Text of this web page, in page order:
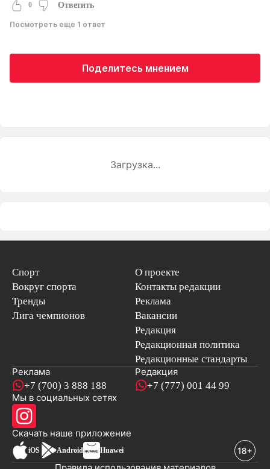
0 Ответить
Посмотреть еще 1 ответ
Поделитесь мнением
Загрузка...
Спорт
Вокруг спорта
Тренды
Лига чемпионов
О проекте
Контакты редакции
Реклама
Вакансии
Редакция
Редакционная политика
Редакционные стандарты
Реклама
+7 (700) 3 888 188
Редакция
+7 (777) 001 44 99
Мы в социальных сетях
Скачать наше приложениеновостей
iOS Android Huawei